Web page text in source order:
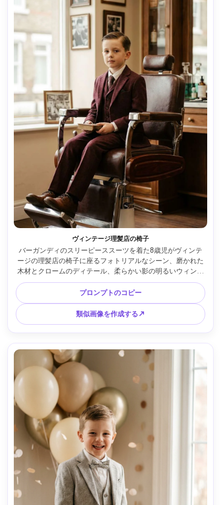
ヴィンテージ理髪店の椅子
バーガンディのスリーピーススーツを着た8歳児がヴィンテ
ージの理髪店の椅子に座るフォトリアルなシーン、磨かれた
木材とクロームのディテール、柔らかい影の明るいウィンド
ウライト、Sony A7R Vで撮影、50mm f/1.4、中額縁、懐か
しいカラーグレード、さわやかなスーツ仕立て、すっきりと
した家族向けの雰囲気、編集ポートレートクオリティ --ar
4:5
プロンプトのコピー
類似画像を作成する↗